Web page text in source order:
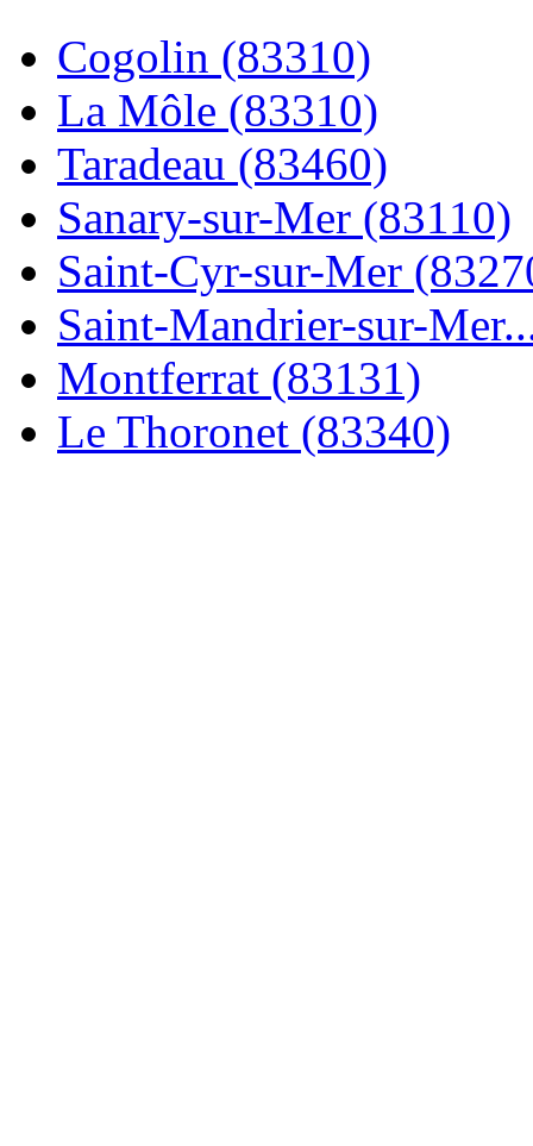
Cogolin (83310)
La Môle (83310)
Taradeau (83460)
Sanary-sur-Mer (83110)
Saint-Cyr-sur-Mer
Saint-Mandrier-sur-
Montferrat (83131)
Le Thoronet (83340)